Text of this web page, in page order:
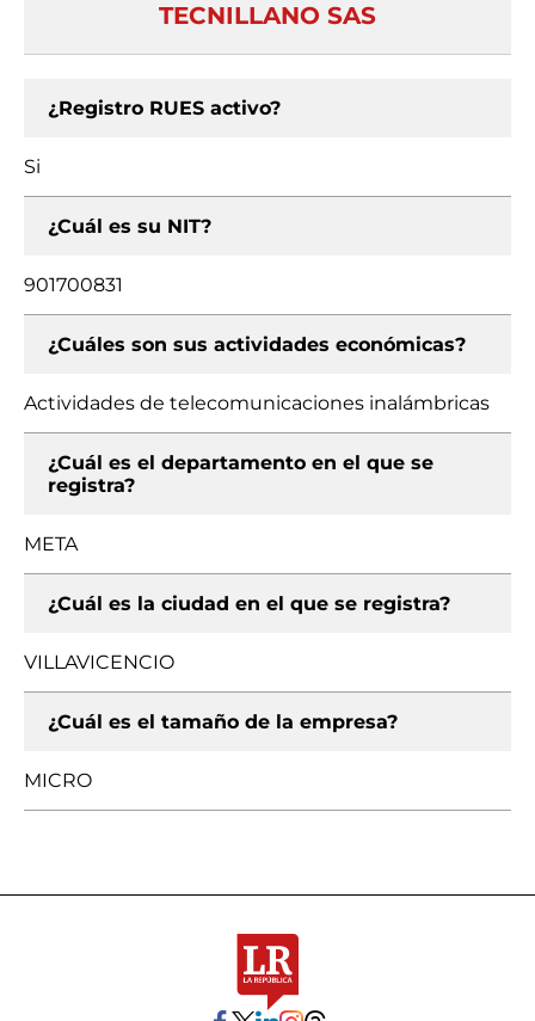
TECNILLANO SAS
¿Registro RUES activo?
Si
¿Cuál es su NIT?
901700831
¿Cuáles son sus actividades económicas?
Actividades de telecomunicaciones inalámbricas
¿Cuál es el departamento en el que se
registra?
META
¿Cuál es la ciudad en el que se registra?
VILLAVICENCIO
¿Cuál es el tamaño de la empresa?
MICRO